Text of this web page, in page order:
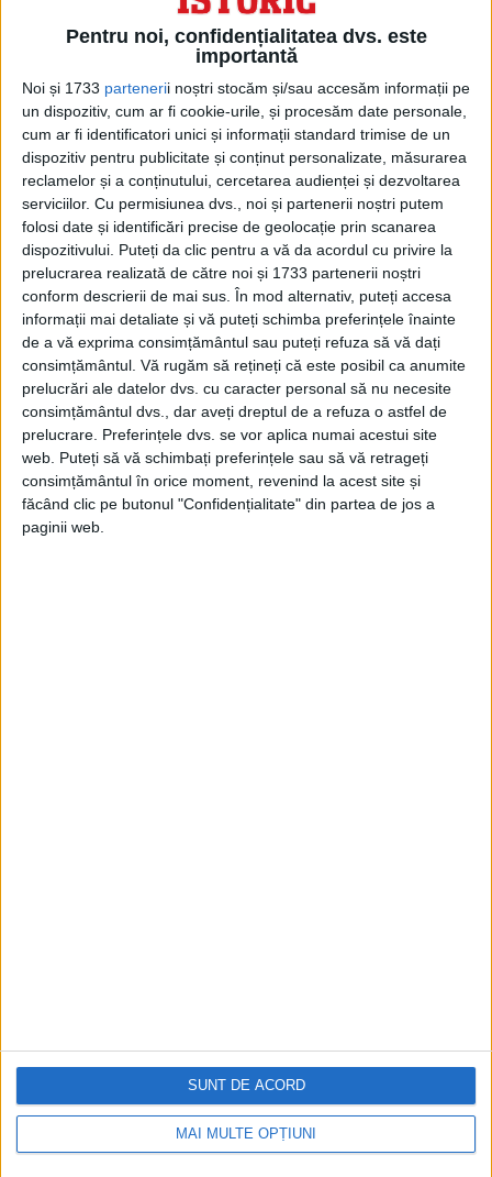
Pentru noi, confidențialitatea dvs. este
importantă
Noi și 1733 partenerii noștri stocăm și/sau accesăm informații pe
un dispozitiv, cum ar fi cookie-urile, și procesăm date personale,
cum ar fi identificatori unici și informații standard trimise de un
dispozitiv pentru publicitate și conținut personalizate, măsurarea
reclamelor și a conținutului, cercetarea audienței și dezvoltarea
serviciilor. Cu permisiunea dvs., noi și partenerii noștri putem
folosi date și identificări precise de geolocație prin scanarea
dispozitivului. Puteți da clic pentru a vă da acordul cu privire la
prelucrarea realizată de către noi și 1733 partenerii noștri
conform descrierii de mai sus. În mod alternativ, puteți accesa
informații mai detaliate și vă puteți schimba preferințele înainte
de a vă exprima consimțământul sau puteți refuza să vă dați
consimțământul. Vă rugăm să rețineți că este posibil ca anumite
prelucrări ale datelor dvs. cu caracter personal să nu necesite
consimțământul dvs., dar aveți dreptul de a refuza o astfel de
prelucrare. Preferințele dvs. se vor aplica numai acestui site
web. Puteți să vă schimbați preferințele sau să vă retrageți
consimțământul în orice moment, revenind la acest site și
făcând clic pe butonul "Confidențialitate" din partea de jos a
paginii web.
MAI MULTE OPȚIUNI
SUNT DE ACORD
ARTICOLE ONLINE
Dificultatea repatrierii prizonierilor români la sfârșitul
Primului Război Mondial
În timpul Primului Război Mondial, mulți soldați români au
fost luați prizonieri de către forțele germane...
ARTICOLE ONLINE
Marea dorință a Regelui Mihai I se împlinește. Osemintele
Reginei-mamă Elena vor fi repatriate vineri
Regina-mamă Elena se întoarce, dincolo de moarte, la țara ei,
la Coroana ei, la ce a...
Cea mai mare revistă de istorie din Europa!.
Media KIT